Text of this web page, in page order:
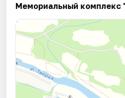
Мемориальный комплекс